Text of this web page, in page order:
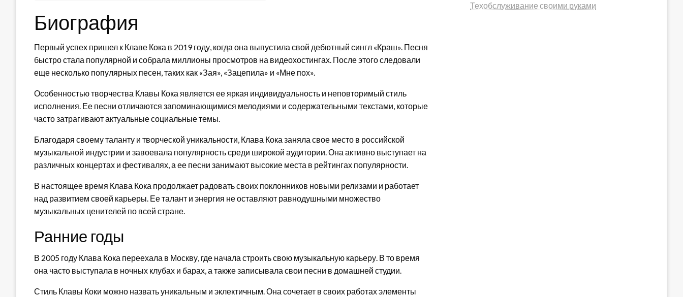
Биография
Первый успех пришел к Клаве Кока в 2019 году, когда она выпустила свой дебютный сингл «Краш». Песня
быстро стала популярной и собрала миллионы просмотров на видеохостингах. После этого следовали
еще несколько популярных песен, таких как «Зая», «Зацепила» и «Мне пох».
Особенностью творчества Клавы Кока является ее яркая индивидуальность и неповторимый стиль
исполнения. Ее песни отличаются запоминающимися мелодиями и содержательными текстами, которые
часто затрагивают актуальные социальные темы.
Благодаря своему таланту и творческой уникальности, Клава Кока заняла свое место в российской
музыкальной индустрии и завоевала популярность среди широкой аудитории. Она активно выступает на
различных концертах и фестивалях, а ее песни занимают высокие места в рейтингах популярности.
В настоящее время Клава Кока продолжает радовать своих поклонников новыми релизами и работает
над развитием своей карьеры. Ее талант и энергия не оставляют равнодушными множество
музыкальных ценителей по всей стране.
Ранние годы
В 2005 году Клава Кока переехала в Москву, где начала строить свою музыкальную карьеру. В то время
она часто выступала в ночных клубах и барах, а также записывала свои песни в домашней студии.
Стиль Клавы Коки можно назвать уникальным и эклектичным. Она сочетает в своих работах элементы
Техобслуживание своими руками